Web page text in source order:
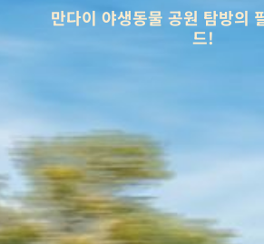
만다이 야생동물 공원 탐방의
드!